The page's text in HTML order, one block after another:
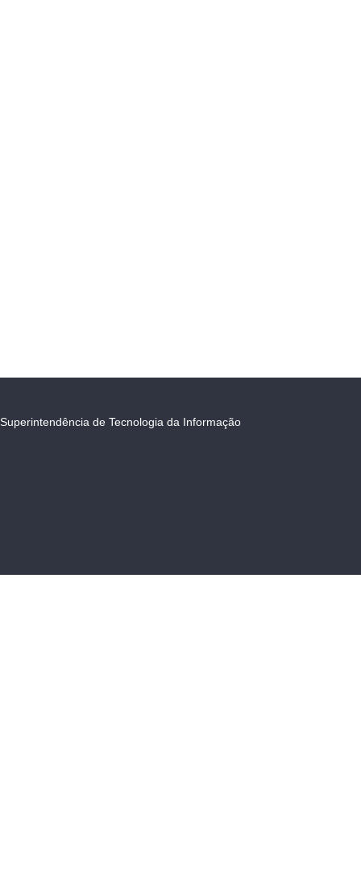
Superintendência de Tecnologia da Informação